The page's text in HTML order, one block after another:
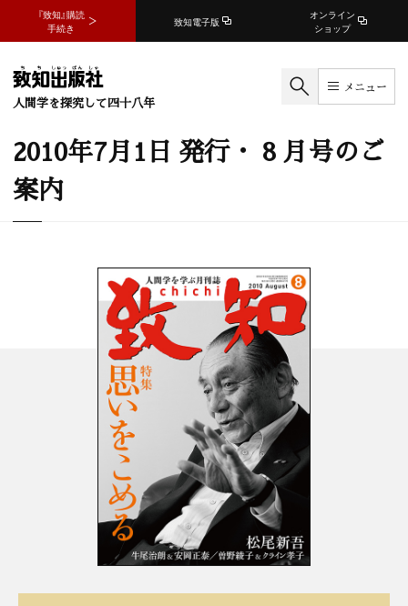
『致知』購読
手続き
致知電子版
オンライン
ショップ
人間学を探究して四十八年
メニュー
2010年7月1日 発行・ 8 月号のご
案内